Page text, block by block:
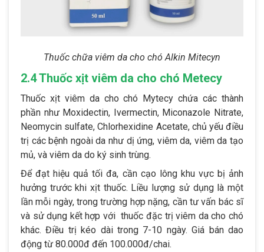
Thuốc chữa viêm da cho chó Alkin Mitecyn
2.4 Thuốc xịt viêm da cho chó Metecy
Thuốc xịt viêm da cho chó Mytecy chứa các thành
phần như Moxidectin, Ivermectin, Miconazole Nitrate,
Neomycin sulfate, Chlorhexidine Acetate, chủ yếu điều
trị các bệnh ngoài da như dị ứng, viêm da, viêm da tạo
mủ, và viêm da do ký sinh trùng.
Để đạt hiệu quả tối đa, cần cạo lông khu vực bị ảnh
hưởng trước khi xịt thuốc. Liều lượng sử dụng là một
lần mỗi ngày, trong trường hợp nặng, cần tư vấn bác sĩ
và sử dụng kết hợp với thuốc đặc trị viêm da cho chó
khác. Điều trị kéo dài trong 7-10 ngày. Giá bán dao
động từ 80.000đ đến 100.000đ/chai.